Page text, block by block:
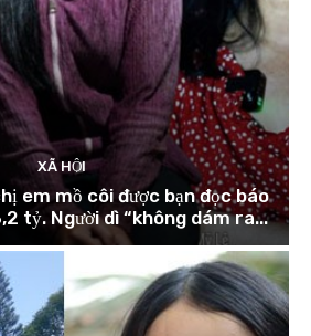
XÃ HỘI
em mồ côi được bạn đọc báo
tỷ. Người dì “không dám ra...